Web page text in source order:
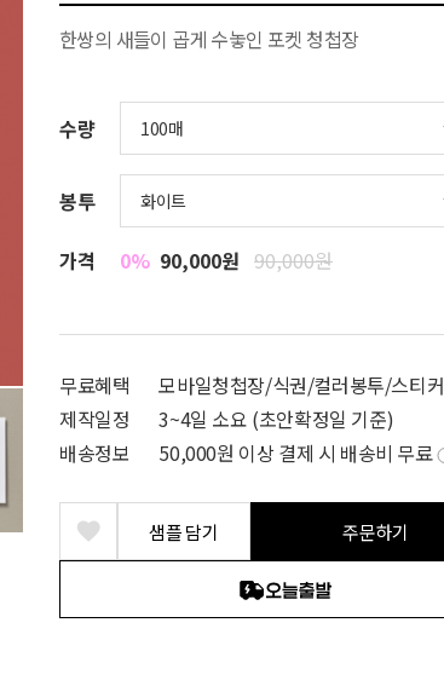
한쌍의 새들이 곱게 수놓인 포켓 청첩장
수량
봉투
가격 0% 90,000원 90,000원
무료혜택
모바일청첩장/식권/컬러봉투/스티커
제작일정
3~4일 소요 (초안확정일 기준)
배송정보
50,000원 이상 결제 시 배송비 무료
샘플 담기 주문하기